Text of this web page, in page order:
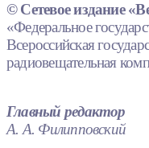
© Сетевое издание
«Федеральное
Всероссийская
радиовещательная
Главный редактор
А. А. Филипповский